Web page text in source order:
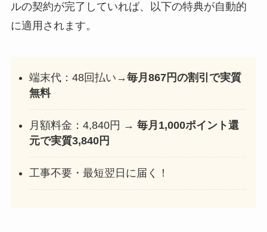
ルの契約が完了していれば、以下の特典が自動的
に適用されます。
端末代：48回払い→毎月867円の割引で実質
無料
月額料金：4,840円 →毎月1,000ポイント還
元で実質3,840円
工事不要・最短翌日に届く！